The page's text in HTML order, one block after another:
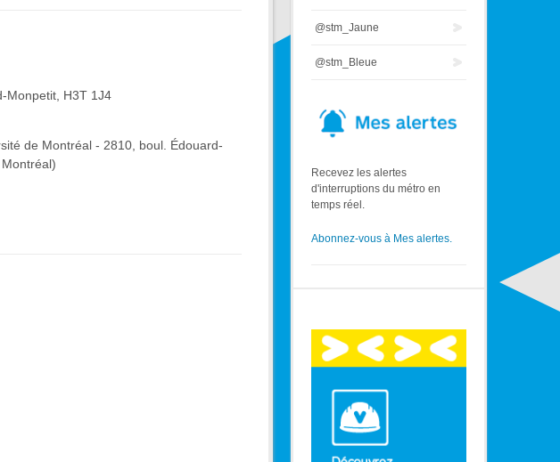
Monpetit, H3T 1J4
de Montréal - 2810, boul. Édouard-
@stm_Jaune
@stm_Bleue
Recevez les alertes
d'interruptions du métro en
temps réel.
Abonnez-vous à Mes alertes.